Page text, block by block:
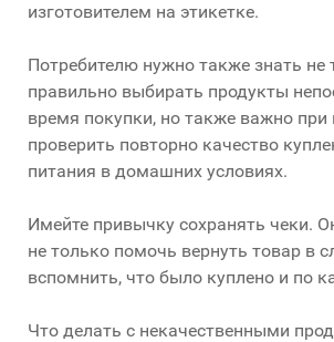
изготовителем на этикетке.
Потребителю нужно также знать не
правильно выбирать продукты
время покупки, но также важно при
проверить повторно качество
питания в домашних условиях.
Имейте привычку сохранять чеки.
не только помочь вернуть товар в
вспомнить, что было куплено и по
Что делать с некачественными